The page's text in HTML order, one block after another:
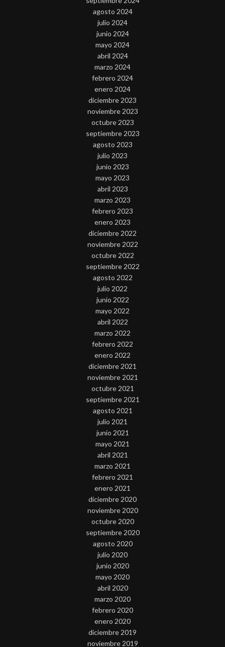
agosto 2024
julio 2024
junio 2024
mayo 2024
abril 2024
marzo 2024
febrero 2024
enero 2024
diciembre 2023
noviembre 2023
octubre 2023
septiembre 2023
agosto 2023
julio 2023
junio 2023
mayo 2023
abril 2023
marzo 2023
febrero 2023
enero 2023
diciembre 2022
noviembre 2022
octubre 2022
septiembre 2022
agosto 2022
julio 2022
junio 2022
mayo 2022
abril 2022
marzo 2022
febrero 2022
enero 2022
diciembre 2021
noviembre 2021
octubre 2021
septiembre 2021
agosto 2021
julio 2021
junio 2021
mayo 2021
abril 2021
marzo 2021
febrero 2021
enero 2021
diciembre 2020
noviembre 2020
octubre 2020
septiembre 2020
agosto 2020
julio 2020
junio 2020
mayo 2020
abril 2020
marzo 2020
febrero 2020
enero 2020
diciembre 2019
noviembre 2019